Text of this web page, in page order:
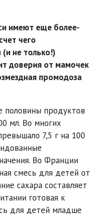
имеют еще более-
чего
не только!)
доверия от мамочек
промодоза
половины продуктов
мл. Во многих
7,5 г на 100
Во Франции
смесь для детей от
сахара составляет
готовая к
для детей младше